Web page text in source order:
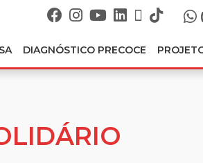
DIAGNÓSTICO PRECOCE